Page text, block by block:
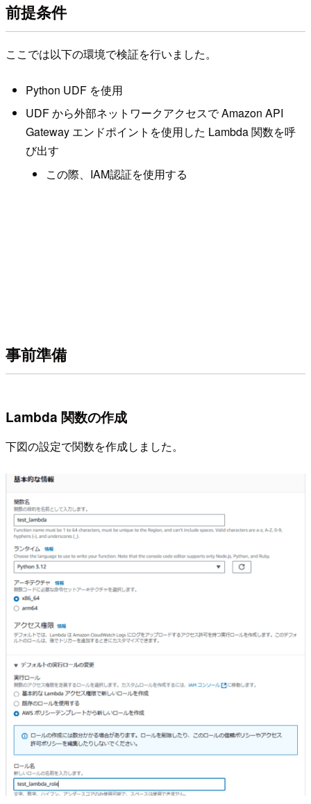
前提条件
ここでは以下の環境で検証を行いました。
Python UDF を使用
UDF から外部ネットワークアクセスで Amazon API
Gateway エンドポイントを使用した Lambda 関数を呼
び出す
この際、IAM認証を使用する
事前準備
Lambda 関数の作成
下図の設定で関数を作成しました。